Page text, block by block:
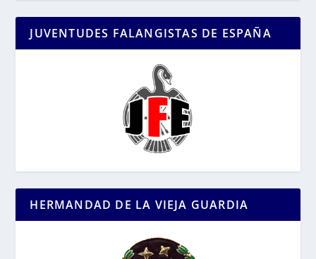
JUVENTUDES FALANGISTAS DE ESPAÑA
HERMANDAD DE LA VIEJA GUARDIA